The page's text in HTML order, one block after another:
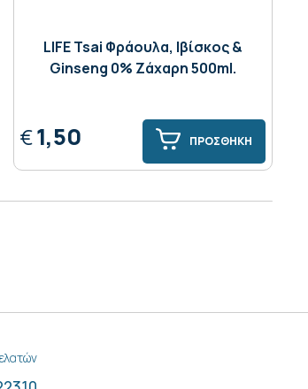
LIFE Tsai Φράουλα, Ιβίσκος &
Ginseng 0% Ζάχαρη 500ml.
€1,50 ΠΡΟΣΘΗΚΗ